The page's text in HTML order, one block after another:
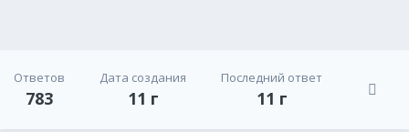
Ответов
783
Дата создания
11 г
Последний ответ
11 г